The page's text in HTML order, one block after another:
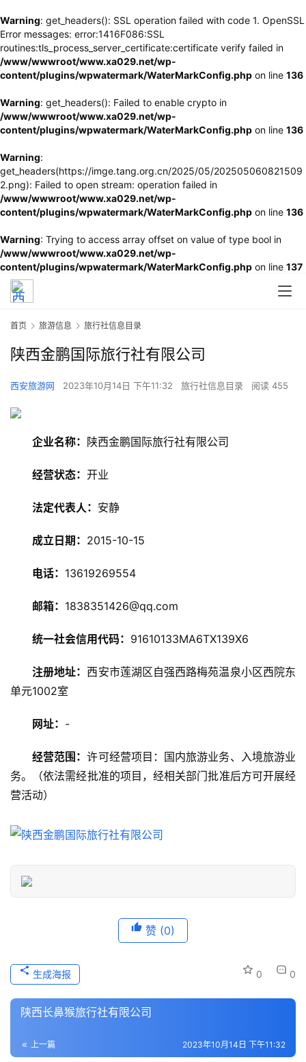
Warning: get_headers(): SSL operation failed with code 1. OpenSSL
Error messages: error:1416F086:SSL
routines:tls_process_server_certificate:certificate verify failed in
/www/wwwroot/www.xa029.net/wp-
content/plugins/wpwatermark/WaterMarkConfig.php on line 136
Warning: get_headers(): Failed to enable crypto in
/www/wwwroot/www.xa029.net/wp-
content/plugins/wpwatermark/WaterMarkConfig.php on line 136
Warning:
get_headers(https://imge.tang.org.cn/2025/05/202505060821509
2.png): Failed to open stream: operation failed in
/www/wwwroot/www.xa029.net/wp-
content/plugins/wpwatermark/WaterMarkConfig.php on line 136
Warning: Trying to access array offset on value of type bool in
/www/wwwroot/www.xa029.net/wp-
content/plugins/wpwatermark/WaterMarkConfig.php on line 137
食
门
景
游
信
息
文
化
导
之
首页 旅游信息 旅行社信息目录
陕西金鹏国际旅行社有限公司
西安旅游网 2023年10月14日 下午11:32 旅行社信息目录 阅读 455
企业名称： 陕西金鹏国际旅行社有限公司
经营状态： 开业
法定代表人： 安静
成立日期： 2015-10-15
电话： 13619269554
邮箱： 1838351426@qq.com
统一社会信用代码： 91610133MA6TX139X6
注册地址： 西安市莲湖区自强西路梅苑温泉小区西院东
单元1002室
网址： -
经营范围：许可经营项目：国内旅游业务、入境旅游业
务。（依法需经批准的项目，经相关部门批准后方可开展经
营活动）
赞 (0)
0 0
生成海报
陕西长鼻猴旅行社有限公司
上一篇 2023年10月14日 下午11:32